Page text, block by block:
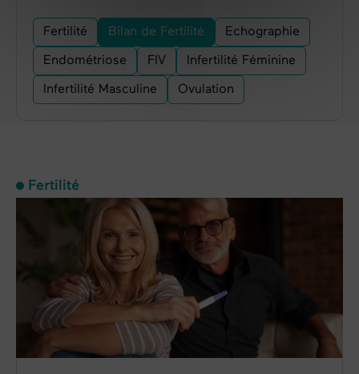
Fertilité Bilan de Fertilité Echographie
Endométriose FIV Infertilité Féminine
Infertilité Masculine Ovulation
Fertilité